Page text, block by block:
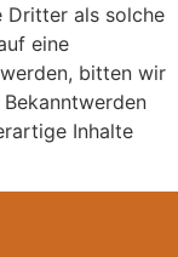
Dritter als solche
eine
bitten wir
Inhalte